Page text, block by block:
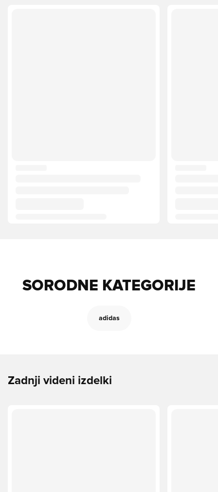
SORODNE KATEGORIJE
adidas
Zadnji videni izdelki